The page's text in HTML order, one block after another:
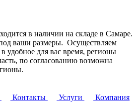
в наличии на складе в Самаре.
ваши размеры. Осуществляем
удобное для вас время, регионы
по согласованию возможна
Контакты Услуги
Компания